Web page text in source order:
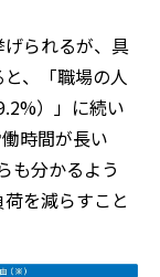
られるが、具
、「職場の人
）」に続い
時間が長い
も分かるよう
を減らすこと